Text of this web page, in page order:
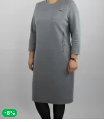
-8%